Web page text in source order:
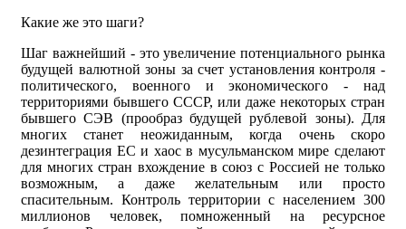
Какие же это шаги?
Шаг важнейший - это увеличение потенциального рынка
будущей валютной зоны за счет установления контроля -
политического, военного и экономического - над
территориями бывшего СССР, или даже некоторых стран
бывшего СЭВ (прообраз будущей рублевой зоны). Для
многих станет неожиданным, когда очень скоро
дезинтеграция ЕС и хаос в мусульманском мире сделают
для многих стран вхождение в союз с Россией не только
возможным, а даже желательным или просто
спасительным. Контроль территории с населением 300
миллионов человек, помноженный на ресурсное